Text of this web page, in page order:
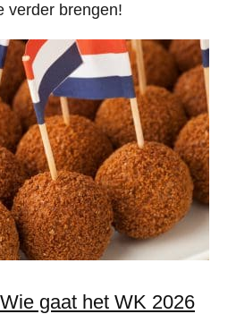
verder brengen!
gaat het WK 2026